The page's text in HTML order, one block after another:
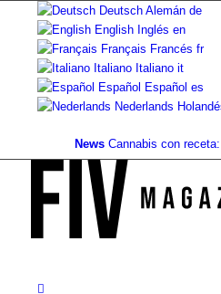
Deutsch Alemán de
English Inglés en
Français Francés fr
Italiano Italiano it
Español Español es
Nederlands
News Cannabis con receta: el